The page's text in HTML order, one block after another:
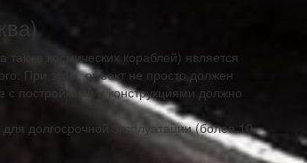
космических кораблей) является
При этом, объект не просто должен
постройками и конструкциями должно
долгосрочной эксплуатации (более 10